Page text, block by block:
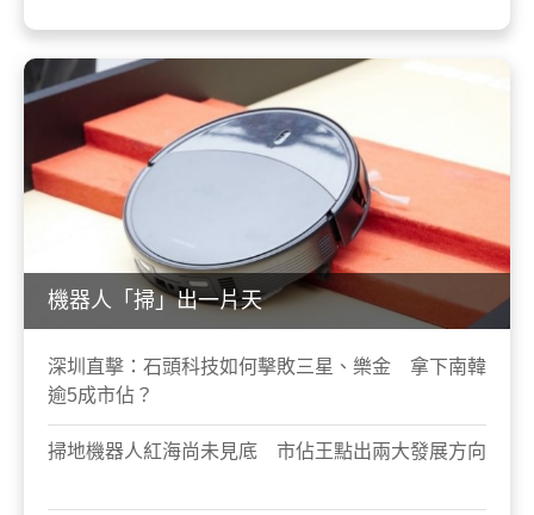
機器人「掃」出一片天
深圳直擊：石頭科技如何擊敗三星、樂金 拿下南韓
逾5成市佔？
掃地機器人紅海尚未見底 市佔王點出兩大發展方向